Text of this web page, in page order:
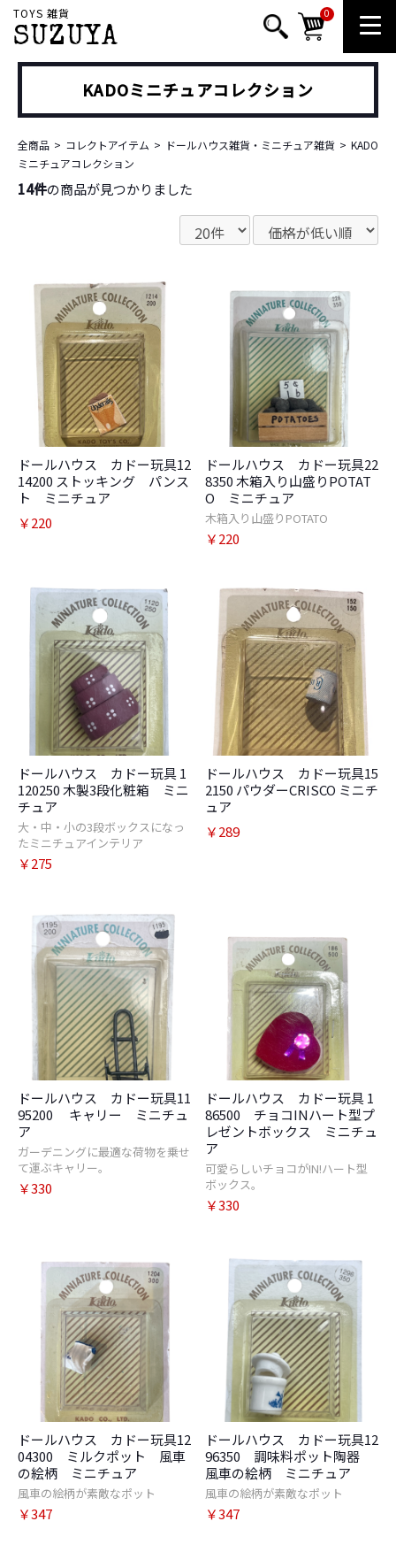
TOYS 雑貨
SUZUYA
0
KADOミニチュアコレクション
全商品 コレクトアイテム ドールハウス雑貨・ミニチュア雑貨
KADO
ミニチュアコレクション
14件の商品が見つかりました
ドールハウス カドー玩具12
14200 ストッキング パンス
ト ミニチュア
￥220
ドールハウス カドー玩具22
8350 木箱入り山盛りPOTAT
O ミニチュア
木箱入り山盛りPOTATO
￥220
ドールハウス カドー玩具 1
120250 木製3段化粧箱 ミニ
チュア
大・中・小の3段ボックスになっ
たミニチュアインテリア
￥275
ドールハウス カドー玩具15
2150 パウダーCRISCO ミニチ
ュア
￥289
ドールハウス カドー玩具11
95200 キャリー ミニチュ
ア
ガーデニングに最適な荷物を乗せ
て運ぶキャリー。
￥330
ドールハウス カドー玩具 1
86500 チョコINハート型プ
レゼントボックス ミニチュ
ア
可愛らしいチョコがIN!ハート型
ボックス。
￥330
ドールハウス カドー玩具12
04300 ミルクポット 風車
の絵柄 ミニチュア
風車の絵柄が素敵なポット
￥347
ドールハウス カドー玩具12
96350 調味料ポット陶器
風車の絵柄 ミニチュア
風車の絵柄が素敵なポット
￥347
お買い物を続ける カートへ進む